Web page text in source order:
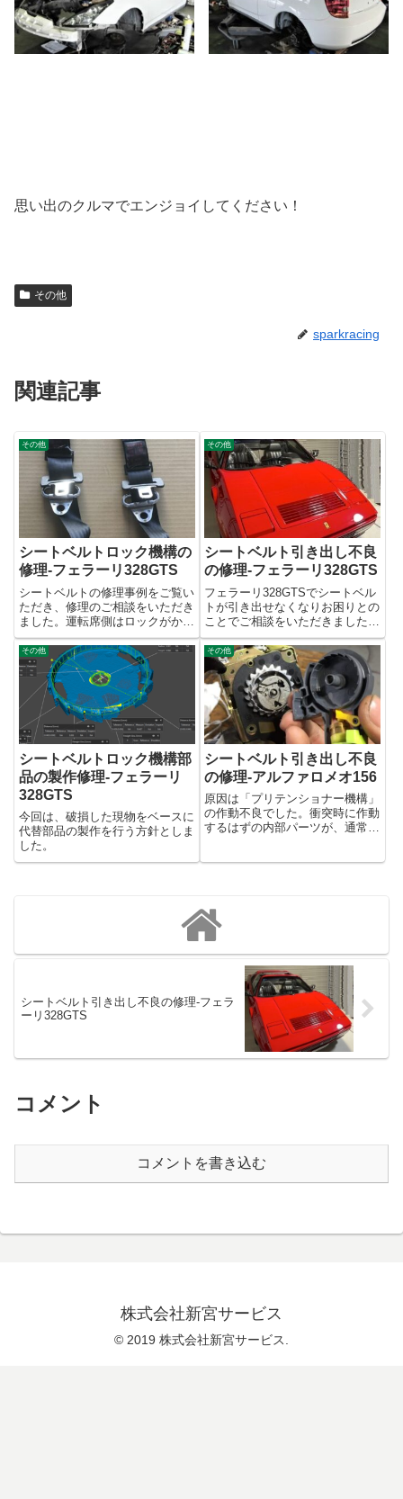
思い出のクルマでエンジョイしてください！
その他
sparkracing
関連記事
その他
シートベルトロック機構の
修理-フェラーリ328GTS
シートベルトの修理事例をご覧い
ただき、修理のご相談をいただき
ました。運転席側はロックがかか
ってベルトが引き出せない、助手
席側は逆にロックがかからないと
のこと。旧いクルマを維持してい
くことに弊社の技術が活かせるの
であればとても嬉しく思いま
す。...
その他
シートベルト引き出し不良
の修理-フェラーリ328GTS
フェラーリ328GTSでシートベル
トが引き出せなくなりお困りとの
ことでご相談をいただきました。
50cmくらい引き出すとロックが
かかってしまうので修理してほし
いとのこと。328と言えば70年代
のスーパーカーブームを思い出し
ます。ランボルギーニ...
その他
シートベルトロック機構部
品の製作修理-フェラーリ
328GTS
今回は、破損した現物をベースに
代替部品の製作を行う方針としま
した。
その他
シートベルト引き出し不良
の修理-アルファロメオ156
原因は「プリテンショナー機構」
の作動不良でした。衝突時に作動
するはずの内部パーツが、通常時
シートベルト引き出し不良の修理-フェラ
ーリ328GTS
コメント
コメントを書き込む
株式会社新宮サービス
© 2019 株式会社新宮サービス.